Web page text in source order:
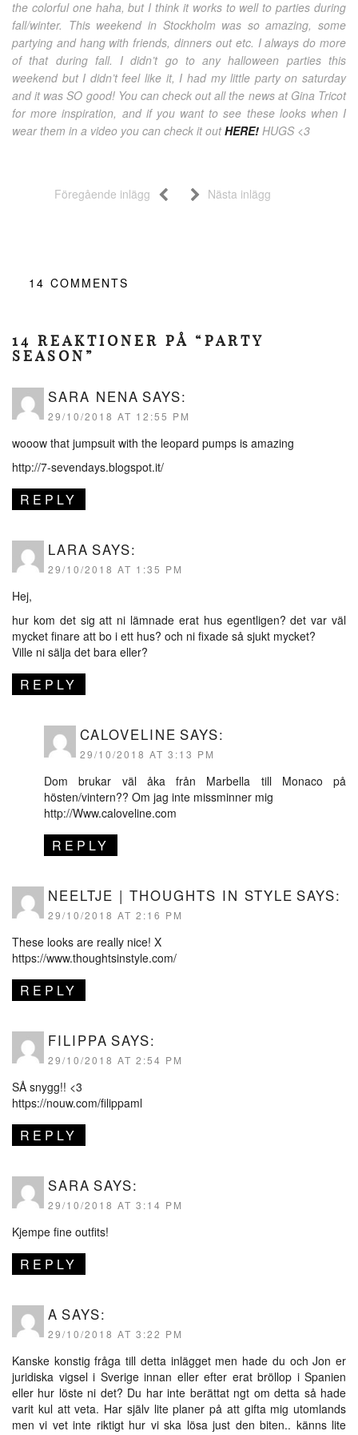
the colorful one haha, but I think it works to well to parties during
fall/winter. This weekend in Stockholm was so amazing, some
partying and hang with friends, dinners out etc. I always do more
of that during fall. I didn’t go to any halloween parties this
weekend but I didn’t feel like it, I had my little party on saturday
and it was SO good! You can check out all the news at Gina Tricot
for more inspiration, and if you want to see these looks when I
wear them in a video you can check it outHERE! HUGS <3
Föregående inlägg Nästa inlägg
14 COMMENTS
14 REAKTIONER PÅ “PARTY
SEASON”
SARA NENA SAYS:
29/10/2018 AT 12:55 PM
wooow that jumpsuit with the leopard pumps is amazing
http://7-sevendays.blogspot.it/
REPLY
LARA SAYS:
29/10/2018 AT 1:35 PM
Hej,
hur kom det sig att ni lämnade erat hus egentligen? det var väl
mycket finare att bo i ett hus? och ni fixade så sjukt mycket?
Ville ni sälja det bara eller?
REPLY
CALOVELINE SAYS:
29/10/2018 AT 3:13 PM
Dom brukar väl åka från Marbella till Monaco på
hösten/vintern?? Om jag inte missminner mig
http://Www.caloveline.com
REPLY
NEELTJE | THOUGHTS IN STYLE SAYS:
29/10/2018 AT 2:16 PM
These looks are really nice! X
https://www.thoughtsinstyle.com/
REPLY
FILIPPA SAYS:
29/10/2018 AT 2:54 PM
SÅ snygg!! <3
https://nouw.com/filippaml
REPLY
SARA SAYS:
29/10/2018 AT 3:14 PM
Kjempe fine outfits!
REPLY
A SAYS:
29/10/2018 AT 3:22 PM
Kanske konstig fråga till detta inlägget men hade du och Jon er
juridiska vigsel i Sverige innan eller efter erat bröllop i Spanien
eller hur löste ni det? Du har inte berättat ngt om detta så hade
varit kul att veta. Har själv lite planer på att gifta mig utomlands
men vi vet inte riktigt hur vi ska lösa just den biten.. känns lite